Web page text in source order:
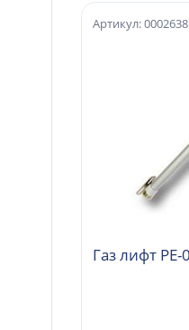
Артикул: 0002638